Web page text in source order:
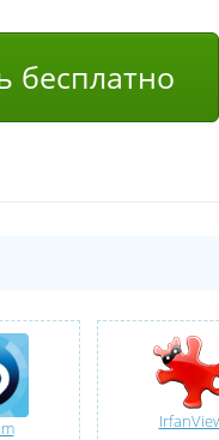
бесплатно